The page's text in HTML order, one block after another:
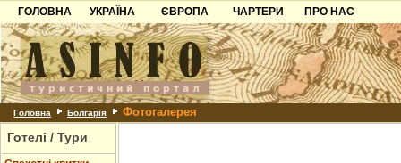
ГОЛОВНА
УКРАЇНА
Карпати
Азов
Причорноморря
Шацьк
ЄВРОПА
Чорногорія
Хорватія
Болгарія
Албанія
ЧАРТЕРИ
ПРО НАС
Контакти
Партнерам
Додати готель
Головна Болгарія Фотогалерея
Готелі / Тури